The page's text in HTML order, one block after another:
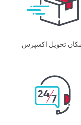
تحویل اکسپرس